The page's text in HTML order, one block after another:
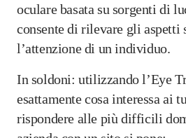
oculare basata su sorgenti di
consente di rilevare gli aspetti
l’attenzione di un individuo.
In soldoni: utilizzando l’Eye
esattamente cosa interessa ai
rispondere alle più difficili